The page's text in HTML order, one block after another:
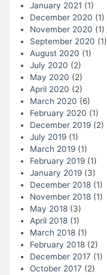
January 2021 (1)
December 2020 (1)
November 2020 (1)
September 2020 (1)
August 2020 (1)
July 2020 (2)
May 2020 (2)
April 2020 (2)
March 2020 (6)
February 2020 (1)
December 2019(2)
July 2019(1)
March 2019(1)
February 2019(1)
January 2019(3)
December 2018(1)
November 2018(1)
May 2018(3)
April 2018(1)
March 2018(1)
February 2018(2)
December 2017 (1)
October 2017 (2)